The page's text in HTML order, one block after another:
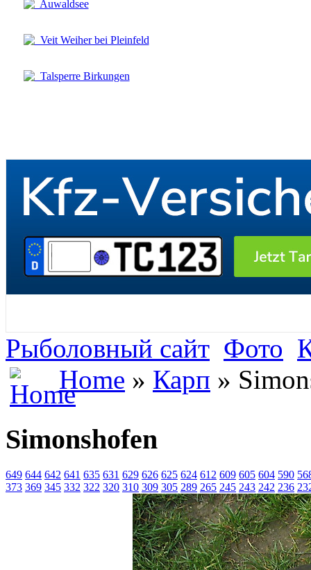
Auwaldsee
Veit Weiher bei Pleinfeld
Talsperre Birkungen
Рыболовный сайт Фото
Home » Карп »
Simonshofen
649 644 642 641 635 631 629 626 625 624 612 609 605 604 590
373 369 345 332 322 320 310 309 305 289 265 245 243 242 236